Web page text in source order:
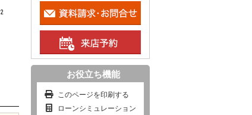
2
お役立ち機能
このページを印刷する
ローンシミュレーション